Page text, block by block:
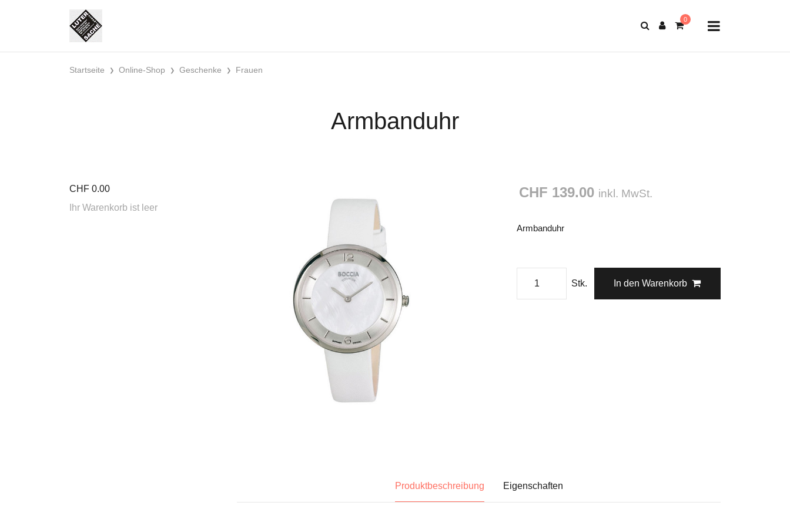
Startseite Online-Shop Geschenke Frauen
Armbanduhr
CHF 0.00
Ihr Warenkorb ist leer
CHF 139.00 inkl. MwSt.
Armbanduhr
Stk. In den Warenkorb
Produktbeschreibung Eigenschaften